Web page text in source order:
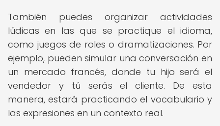
También puedes organizar actividades
lúdicas en las que se practique el idioma,
como juegos de roles o dramatizaciones. Por
ejemplo, pueden simular una conversación en
un mercado francés, donde tu hijo será el
vendedor y tú serás el cliente. De esta
manera, estará practicando el vocabulario y
las expresiones en un contexto real.